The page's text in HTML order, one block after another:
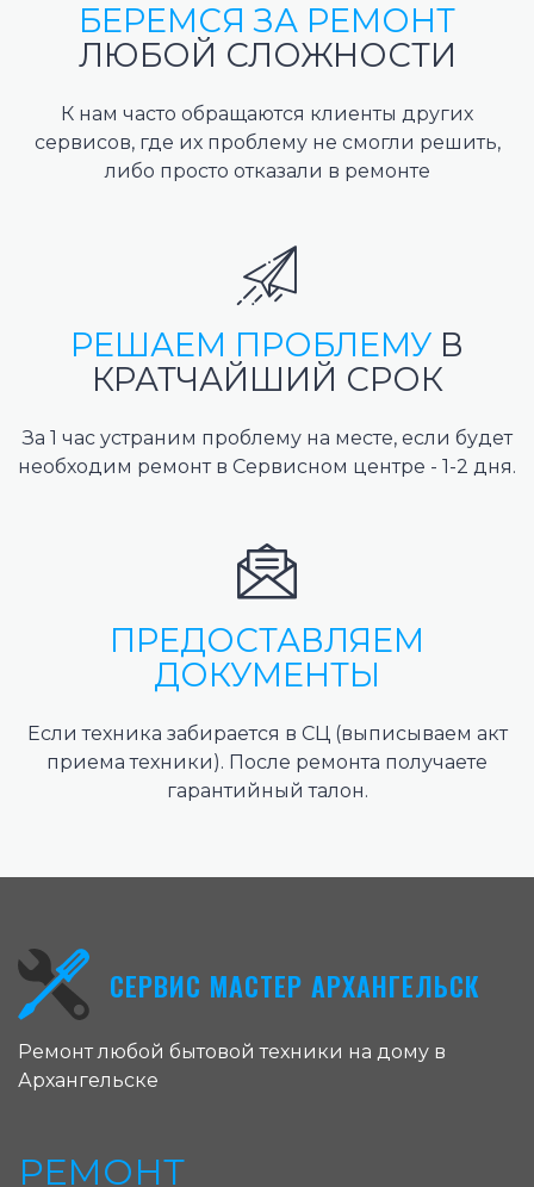
БЕРЕМСЯ ЗА РЕМОНТ
ЛЮБОЙ СЛОЖНОСТИ
К нам часто обращаются клиенты других
сервисов, где их проблему не смогли решить,
либо просто отказали в ремонте
РЕШАЕМ ПРОБЛЕМУ В
КРАТЧАЙШИЙ СРОК
За 1 час устраним проблему на месте, если будет
необходим ремонт в Сервисном центре - 1-2 дня.
ПРЕДОСТАВЛЯЕМ
ДОКУМЕНТЫ
Если техника забирается в СЦ (выписываем акт
приема техники). После ремонта получаете
гарантийный талон.
СЕРВИС МАСТЕР АРХАНГЕЛЬСК
Ремонт любой бытовой техники на дому в
Архангельске
РЕМОНТ